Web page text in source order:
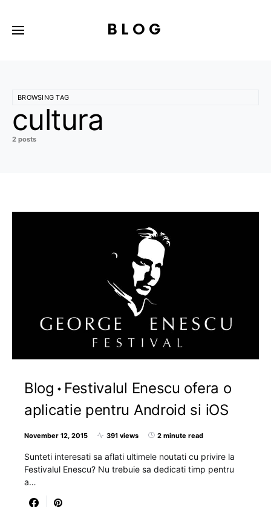
BLOG
BROWSING TAG
cultura
2 posts
Blog
Festivalul Enescu ofera o
aplicatie pentru Android si iOS
November 12, 2015 391 views 2 minute read
Sunteti interesati sa aflati ultimele noutati cu privire la
Festivalul Enescu? Nu trebuie sa dedicati timp pentru
a…